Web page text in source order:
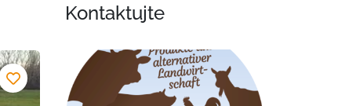
Kontaktujte